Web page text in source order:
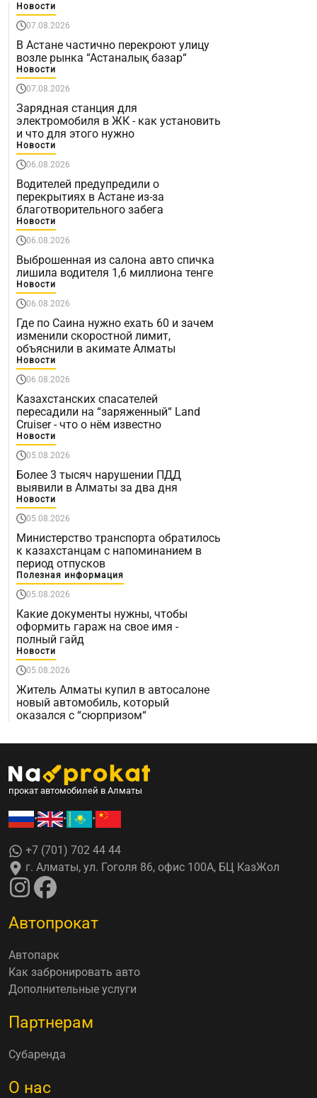
Новости
07.08.2026
В Астане частично перекроют улицу
возле рынка “Астаналық базар“
Новости
07.08.2026
Зарядная станция для
электромобиля в ЖК - как установить
и что для этого нужно
Новости
06.08.2026
Водителей предупредили о
перекрытиях в Астане из-за
благотворительного забега
Новости
06.08.2026
Выброшенная из салона авто спичка
лишила водителя 1,6 миллиона тенге
Новости
06.08.2026
Где по Саина нужно ехать 60 и зачем
изменили скоростной лимит,
объяснили в акимате Алматы
Новости
06.08.2026
Казахстанских спасателей
пересадили на “заряженный“ Land
Cruiser - что о нём известно
Новости
05.08.2026
Более 3 тысяч нарушении ПДД
выявили в Алматы за два дня
Новости
05.08.2026
Министерство транспорта обратилось
к казахстанцам с напоминанием в
период отпусков
Полезная информация
05.08.2026
Какие документы нужны, чтобы
оформить гараж на свое имя -
полный гайд
Новости
05.08.2026
Житель Алматы купил в автосалоне
новый автомобиль, который
оказался с “сюрпризом“
прокат автомобилей в Алматы
• • •
+7 (701) 702 44 44
г. Алматы, ул. Гоголя 86, офис 100А, БЦ КазЖол
Автопрокат
Автопарк
Как забронировать авто
Дополнительные услуги
Партнерам
Субаренда
О нас